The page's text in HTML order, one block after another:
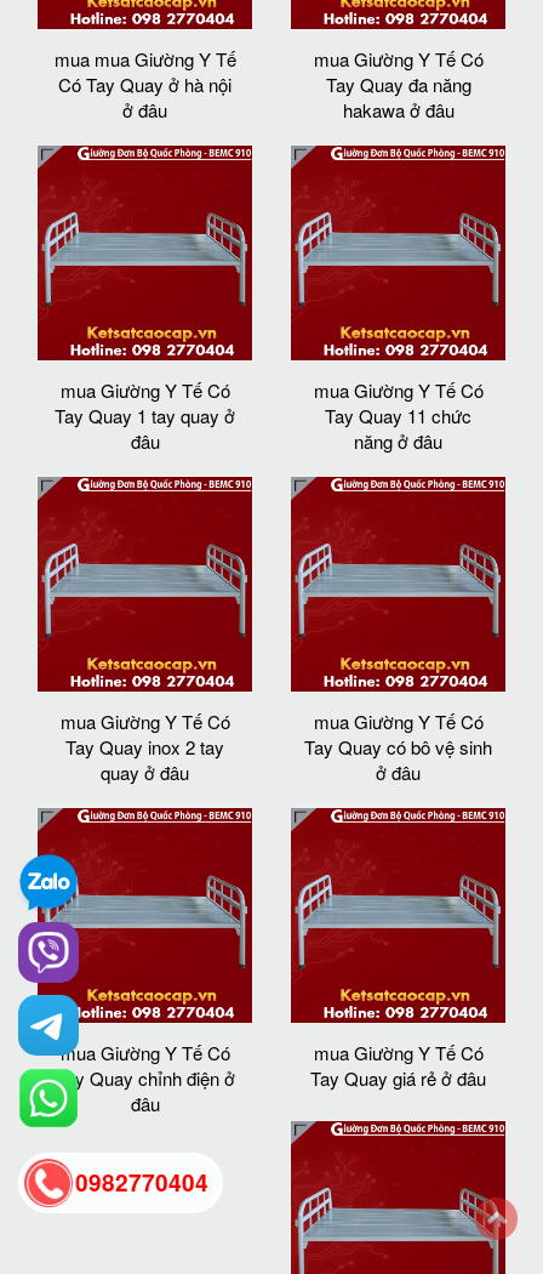
mua mua Giường Y Tế
Có Tay Quay ở hà nội
ở đâu
mua Giường Y Tế Có
Tay Quay đa năng
hakawa ở đâu
mua Giường Y Tế Có
Tay Quay 1 tay quay ở
đâu
mua Giường Y Tế Có
Tay Quay 11 chức
năng ở đâu
mua Giường Y Tế Có
Tay Quay inox 2 tay
quay ở đâu
mua Giường Y Tế Có
Tay Quay có bô vệ sinh
ở đâu
mua Giường Y Tế Có
Tay Quay chỉnh điện ở
đâu
mua Giường Y Tế Có
Tay Quay giá rẻ ở đâu
0982770404